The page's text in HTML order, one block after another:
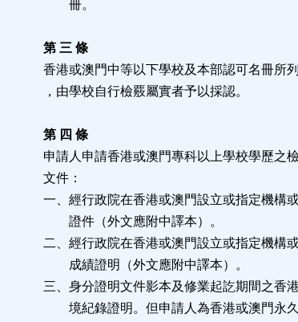
冊。
第 三 條
香港或澳門中等以下學校及本部認可名冊所
，由學校自行檢覈屬實者予以採認。
第 四 條
申請人申請香港或澳門專科以上學校學歷之
文件：
一、經行政院在香港或澳門設立或指定機構
證件（外文應附中譯本）。
二、經行政院在香港或澳門設立或指定機構
成績證明（外文應附中譯本）。
三、身分證明文件影本及修業起訖期間之香
境紀錄證明。但申請人為香港或澳門永久